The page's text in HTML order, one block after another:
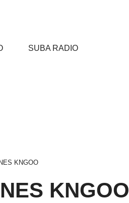
SUBA RADIO
KNGOO
KNGOO